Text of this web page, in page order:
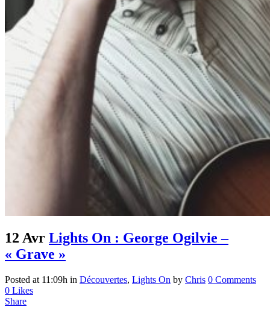
12 Avr Lights On : George Ogilvie –
« Grave »
Posted at 11:09h in Découvertes, Lights On by Chris 0 Comments
0 Likes
Share